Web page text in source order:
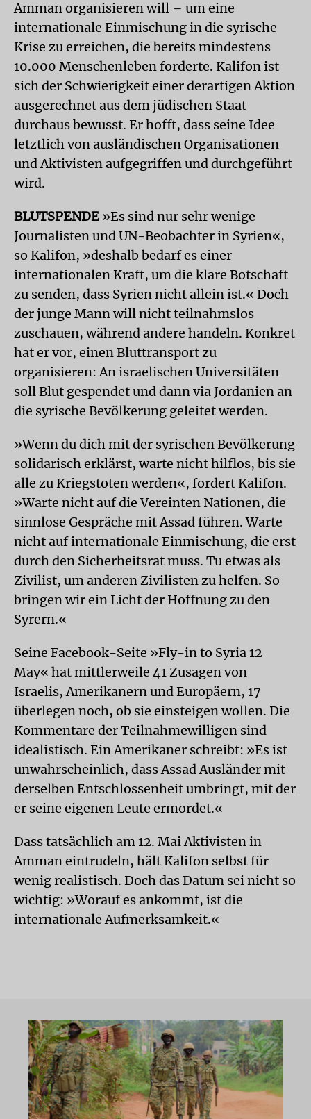
Amman organisieren will – um eine
internationale Einmischung in die syrische
Krise zu erreichen, die bereits mindestens
10.000 Menschenleben forderte. Kalifon ist
sich der Schwierigkeit einer derartigen Aktion
ausgerechnet aus dem jüdischen Staat
durchaus bewusst. Er hofft, dass seine Idee
letztlich von ausländischen Organisationen
und Aktivisten aufgegriffen und durchgeführt
wird.
BLUTSPENDE »Es sind nur sehr wenige
Journalisten und UN-Beobachter in Syrien«,
so Kalifon, »deshalb bedarf es einer
internationalen Kraft, um die klare Botschaft
zu senden, dass Syrien nicht allein ist.« Doch
der junge Mann will nicht teilnahmslos
zuschauen, während andere handeln. Konkret
hat er vor, einen Bluttransport zu
organisieren: An israelischen Universitäten
soll Blut gespendet und dann via Jordanien an
die syrische Bevölkerung geleitet werden.
»Wenn du dich mit der syrischen Bevölkerung
solidarisch erklärst, warte nicht hilflos, bis sie
alle zu Kriegstoten werden«, fordert Kalifon.
»Warte nicht auf die Vereinten Nationen, die
sinnlose Gespräche mit Assad führen. Warte
nicht auf internationale Einmischung, die erst
durch den Sicherheitsrat muss. Tu etwas als
Zivilist, um anderen Zivilisten zu helfen. So
bringen wir ein Licht der Hoffnung zu den
Syrern.«
Seine Facebook-Seite »Fly-in to Syria 12
May« hat mittlerweile 41 Zusagen von
Israelis, Amerikanern und Europäern, 17
überlegen noch, ob sie einsteigen wollen. Die
Kommentare der Teilnahmewilligen sind
idealistisch. Ein Amerikaner schreibt: »Es ist
unwahrscheinlich, dass Assad Ausländer mit
derselben Entschlossenheit umbringt, mit der
er seine eigenen Leute ermordet.«
Dass tatsächlich am 12. Mai Aktivisten in
Amman eintrudeln, hält Kalifon selbst für
wenig realistisch. Doch das Datum sei nicht so
wichtig: »Worauf es ankommt, ist die
internationale Aufmerksamkeit.«